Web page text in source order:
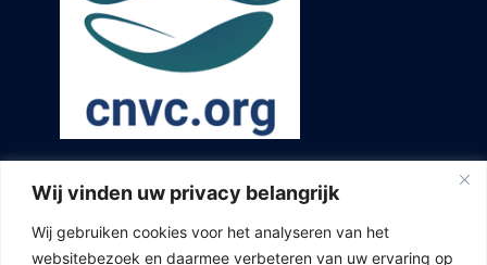
Wij vinden uw privacy belangrijk
Wij gebruiken cookies voor het analyseren van het
websitebezoek en daarmee verbeteren van uw ervaring op